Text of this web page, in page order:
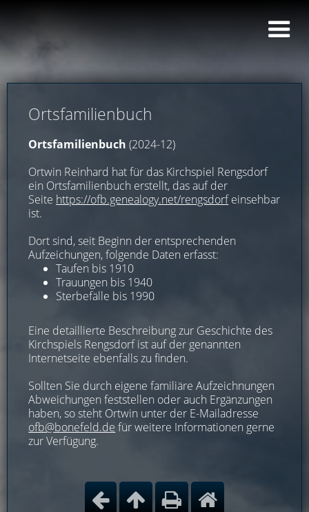
Ortsfamilienbuch
Ortsfamilienbuch (2024-12)
Ortwin Reinhard hat für das Kirchspiel Rengsdorf
ein Ortsfamilienbuch erstellt, das auf der
Seite https://ofb.genealogy.net/rengsdorfeinsehbar
ist.
Dort sind, seit Beginn der entsprechenden
Aufzeichungen, folgende Daten erfasst:
Taufen bis 1910
Trauungen bis 1940
Sterbefälle bis 1990
Eine detaillierte Beschreibung zur Geschichte des
Kirchspiels Rengsdorf ist auf der genannten
Internetseite ebenfalls zu finden.
Sollten Sie durch eigene familiäre Aufzeichnungen
Abweichungen feststellen oder auch Ergänzungen
haben, so steht Ortwin unter der E-Mailadresse
ofb@bonefeld.de für weitere Informationen gerne
zur Verfügung.